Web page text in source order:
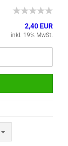
2,40 EUR
inkl. 19% MwSt.